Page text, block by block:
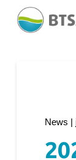
News |